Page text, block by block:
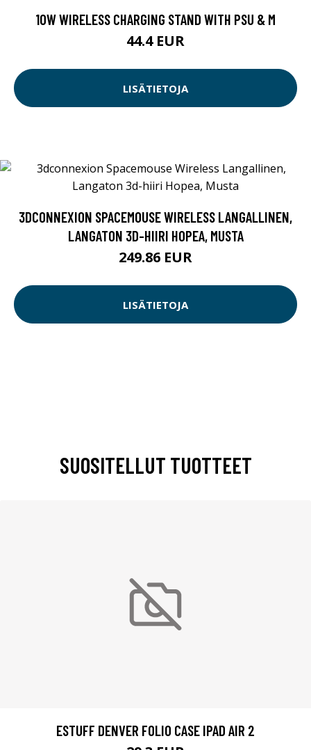
10W WIRELESS CHARGING STAND WITH PSU & M
44.4 EUR
LISÄTIETOJA
3DCONNEXION SPACEMOUSE WIRELESS LANGALLINEN,
LANGATON 3D-HIIRI HOPEA, MUSTA
249.86 EUR
LISÄTIETOJA
SUOSITELLUT TUOTTEET
ESTUFF DENVER FOLIO CASE IPAD AIR 2